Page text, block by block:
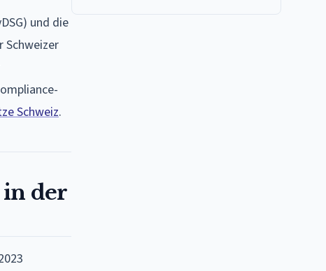
und die
Schweizer
Schweiz.
in der